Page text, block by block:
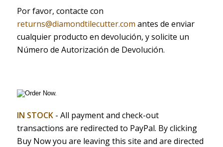
Por favor, contacte con
returns@diamondtilecutter.com antes de enviar
cualquier producto en devolución, y solicite un
Número de Autorización de Devolución.
IN STOCK- All payment and check-out
transactions are redirected to PayPal. By clicking
Buy Now you are leaving this site and are directed